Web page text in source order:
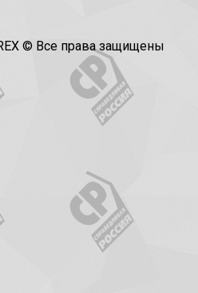
© Все права защищены